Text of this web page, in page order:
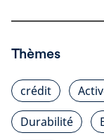
Thèmes
crédit
Durabilité